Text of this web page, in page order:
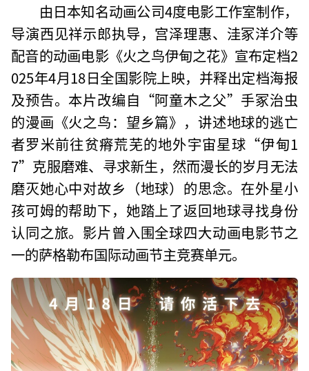
由日本知名动画公司4度电影工作室制作，
导演西见祥示郎执导，宫泽理惠、洼冢洋介等
配音的动画电影《火之鸟伊甸之花》宣布定档2
025年4月18日全国影院上映，并释出定档海报
及预告。本片改编自“阿童木之父”手冢治虫
的漫画《火之鸟：望乡篇》，讲述地球的逃亡
者罗米前往贫瘠荒芜的地外宇宙星球“伊甸1
7”克服磨难、寻求新生，然而漫长的岁月无法
磨灭她心中对故乡（地球）的思念。在外星小
孩可姆的帮助下，她踏上了返回地球寻找身份
认同之旅。影片曾入围全球四大动画电影节之
一的萨格勒布国际动画节主竞赛单元。